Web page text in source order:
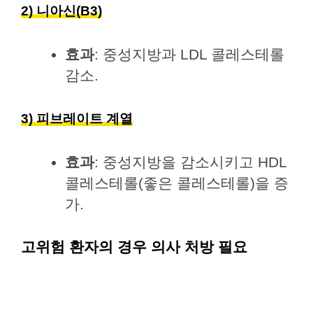
2) 니아신(B3)
효과: 중성지방과 LDL 콜레스테롤
감소.
3) 피브레이트 계열
효과: 중성지방을 감소시키고 HDL
콜레스테롤(좋은 콜레스테롤)을 증
가.
고위험 환자의 경우 의사 처방 필요